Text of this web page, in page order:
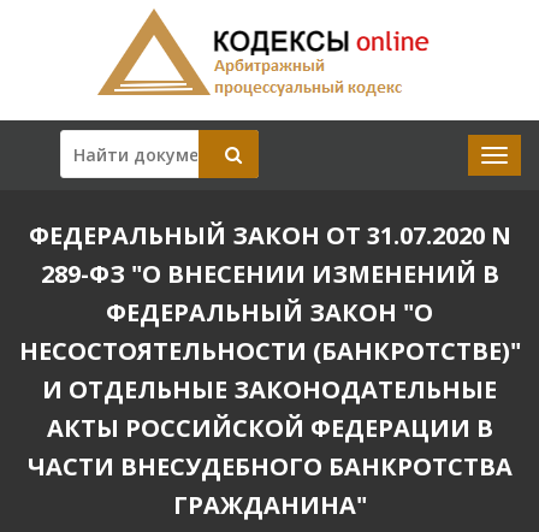
ФЕДЕРАЛЬНЫЙ ЗАКОН ОТ 31.07.2020 N
289-ФЗ "О ВНЕСЕНИИ ИЗМЕНЕНИЙ В
ФЕДЕРАЛЬНЫЙ ЗАКОН "О
НЕСОСТОЯТЕЛЬНОСТИ (БАНКРОТСТВЕ)"
И ОТДЕЛЬНЫЕ ЗАКОНОДАТЕЛЬНЫЕ
АКТЫ РОССИЙСКОЙ ФЕДЕРАЦИИ В
ЧАСТИ ВНЕСУДЕБНОГО БАНКРОТСТВА
ГРАЖДАНИНА"